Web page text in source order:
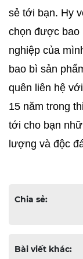
sẻ tới bạn. Hy
chọn được bao
nghiệp của
bao bì sản
quên liên hệ
15 năm trong
tới cho bạn
lượng và độc
Chia sẻ:
Bài viết khác: